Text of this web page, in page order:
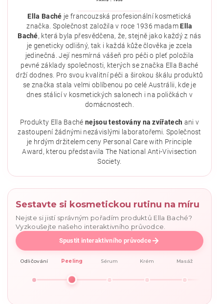
Vložením hodnocení souhlasíte sezásadami ochrany
Ella Baché je francouzská profesionální kosmetická
značka. Společnost založila v roce 1936 madam Ella
Baché, která byla přesvědčena, že, stejně jako každý z nás
je geneticky odlišný, tak i každá kůže člověka je zcela
jedinečná. Její nesmírná vášeň pro péči o pleť položila
pevné základy společnosti, kterých se značka Ella Baché
drží dodnes. Pro svou kvalitní péči a širokou škálu produktů
se značka stala velmi oblíbenou po celé Austrálii, kde je
dnes stálicí v kosmetických salonech i na poličkách v
domácnostech.
Produkty Ella Bachénejsou testovány na zvířatech ani v
zastoupení žádnými nezávislými laboratořemi. Společnost
je hrdým držitelem ceny Personal Care with Principle
Award, kterou představila The National Anti-Vivisection
Society.
Sestavte si kosmetickou rutinu na míru
Nejste si jistí správným pořadím produktů Ella Baché?
Vyzkoušejte našeho interaktivního průvodce.
Spustit interaktivního průvodce
Odličování Peeling Sérum Krém Masáž